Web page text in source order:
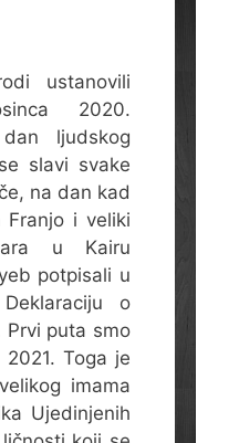
ustanovili
2020.
ljudskog
slavi svake
na dan kad
Franjo i veliki
u Kairu
potpisali u
o
puta smo
Toga je
imama
Ujedinjenih